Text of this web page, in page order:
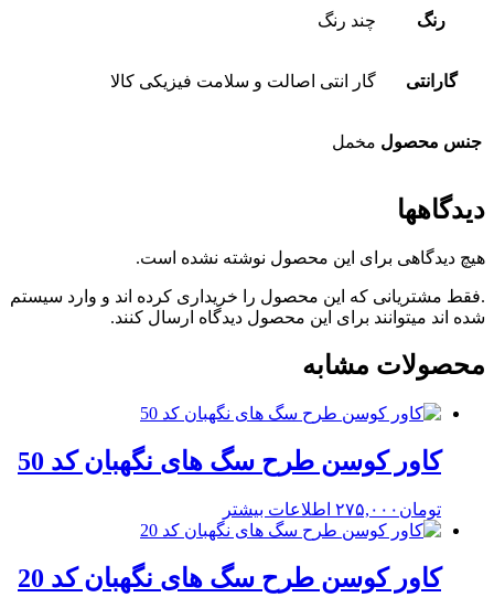
رنگ چند رنگ
گارانتی گار انتی اصالت و سلامت فیزیکی کالا
جنس محصول مخمل
دیدگاهها
هیچ دیدگاهی برای این محصول نوشته نشده است.
.فقط مشتریانی که این محصول را خریداری کرده اند و وارد سیستم
شده اند میتوانند برای این محصول دیدگاه ارسال کنند.
محصولات مشابه
کاور کوسن طرح سگ های نگهبان کد 50
تومان ۲۷۵,۰۰۰ اطلاعات بیشتر
کاور کوسن طرح سگ های نگهبان کد 20